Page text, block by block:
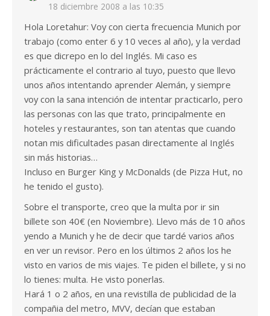
18 diciembre 2008 a las 10:35
Hola Loretahur: Voy con cierta frecuencia Munich por
trabajo (como enter 6 y 10 veces al año), y la verdad
es que dicrepo en lo del Inglés. Mi caso es
prácticamente el contrario al tuyo, puesto que llevo
unos años intentando aprender Alemán, y siempre
voy con la sana intención de intentar practicarlo, pero
las personas con las que trato, principalmente en
hoteles y restaurantes, son tan atentas que cuando
notan mis dificultades pasan directamente al Inglés
sin más historias…
Incluso en Burger King y McDonalds (de Pizza Hut, no
he tenido el gusto).
Sobre el transporte, creo que la multa por ir sin
billete son 40€ (en Noviembre). Llevo más de 10 años
yendo a Munich y he de decir que tardé varios años
en ver un revisor. Pero en los últimos 2 años los he
visto en varios de mis viajes. Te piden el billete, y si no
lo tienes: multa. He visto ponerlas.
Hará 1 o 2 años, en una revistilla de publicidad de la
compañia del metro, MVV, decían que estaban